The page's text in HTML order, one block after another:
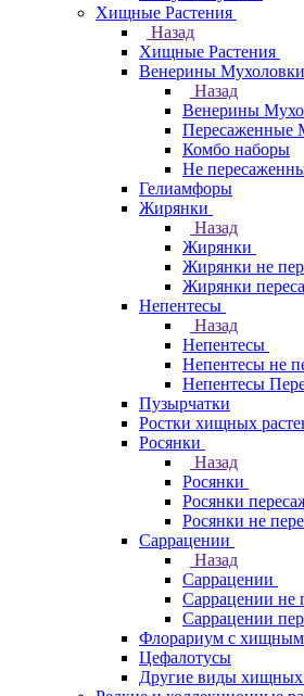
Хищные Растения
Назад
Хищные Растения
Венерины Мухоловки
Назад
Венерины
Пересаженные
Комбо наборы
Не
Гелиамфоры
Жирянки
Назад
Жирянки
Жирянки не
Жирянки
Непентесы
Назад
Непентесы
Непентесы не
Непентесы
Пузырчатки
Ростки хищных
Росянки
Назад
Росянки
Росянки
Росянки не
Саррацении
Назад
Саррацении
Саррацении не
Саррацении
Флорариум с
Цефалотусы
Другие виды хищных